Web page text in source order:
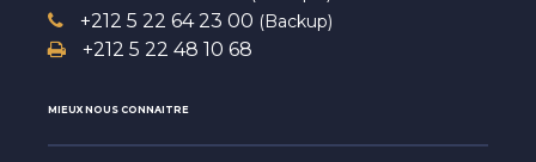
+212 5 22 64 23 00 (Backup)
+212 5 22 48 10 68
MIEUX NOUS CONNAITRE